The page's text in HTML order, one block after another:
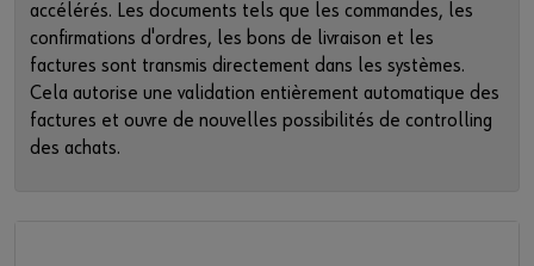
accélérés. Les documents tels que les commandes, les
confirmations d'ordres, les bons de livraison et les
factures sont transmis directement dans les systèmes.
Cela autorise une validation entièrement automatique des
factures et ouvre de nouvelles possibilités de controlling
des achats.